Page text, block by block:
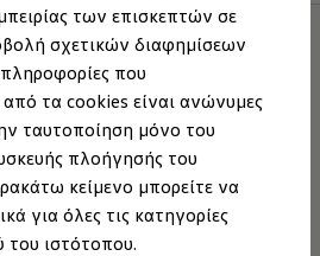
των επισκεπτών σε
σχετικών διαφημίσεων
που
τα cookies είναι ανώνυμες
ταυτοποίηση μόνο του
πλοήγησής του
κείμενο μπορείτε να
για όλες τις κατηγορίες
ιστότοπου.
και
για κάθε